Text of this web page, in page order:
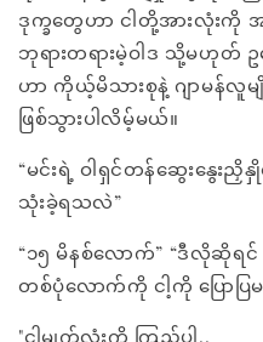
ဒုက္ခတွေဟာ ငါတို့အားလုံးကို အ
ဘုရားတရားမဲ့ဝါဒ သို့မဟုတ် ဥ
ဟာ ကိုယ့်မိသားစုနဲ့ ဂျာမန်လူ
ဖြစ်သွားပါလိမ့်မယ်။
“မင်းရဲ့ ဝါရှင်တန်ဆွေးနွေး
သုံးခဲ့ရသလဲ”
“၁၅ မိနစ်လောက်” “ဒီလိုဆိုရင်
တစ်ပုံလောက်ကို ငါ့ကို ပြော
"ငါ့မျက်လုံးကို ကြည့်ပါ..